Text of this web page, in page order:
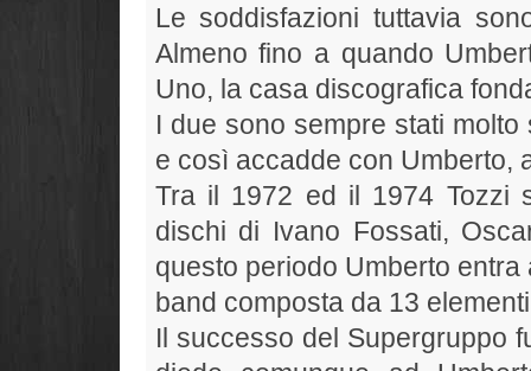
Le soddisfazioni tuttavia
Almeno fino a quando
Uno, la casa discografica
I due sono sempre stati
e così accadde con Umberto,
Tra il 1972 ed il 1974 Tozzi
dischi di Ivano Fossati,
questo periodo Umberto
band composta da 13
Il successo del Supergruppo